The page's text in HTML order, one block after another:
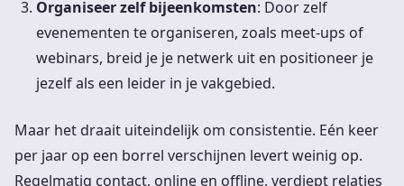
Organiseer zelf bijeenkomsten: Door zelf
evenementen te organiseren, zoals meet-ups of
webinars, breid je je netwerk uit en positioneer je
jezelf als een leider in je vakgebied.
Maar het draait uiteindelijk om consistentie. Eén keer
per jaar op een borrel verschijnen levert weinig op.
Regelmatig contact, online en offline, verdiept relaties